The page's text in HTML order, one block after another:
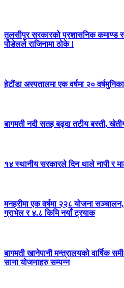
तुलसीपुर सरकारको प्रशासनिक कमाण्ड
पौडेलले राजिनामा ठोके !
हेटौंडा अस्पतालमा एक वर्षमा २०
बागमती नदी सतह बढ्दा तटीय बस्ती,
१४ स्थानीय सरकारले दिन थाले नापी र
मनहरीमा एक वर्षमा २२८ योजना
ग्राभेल र ४.८ किमि नयाँ ट्रयाक
बागमती खानेपानी मन्त्रालयको वार्षिक
साना योजनाहरु सम्पन्न